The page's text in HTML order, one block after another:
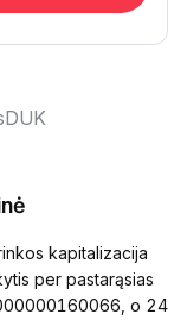
DUK
kapitalizacija
per pastarąsias
o 24